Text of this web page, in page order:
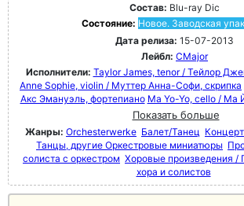
Состав: Blu-ray Dic
Состояние: Новое. Заводская
Дата релиза: 15-07-2013
Лейбл: CMajor
Исполнители: Taylor James, tenor / Тейлор
Anne Sophie, violin / Муттер Анна-Софи, скрипка
Акс Эмануэль, фортепиано Ma Yo-Yo, cello / Ма
Показать больше
Жанры: Orchesterwerke Балет/Танец Концерт
Танцы, другие Оркестровые миниатюры
солиста с оркестром Хоровые произведения /
хора и солистов